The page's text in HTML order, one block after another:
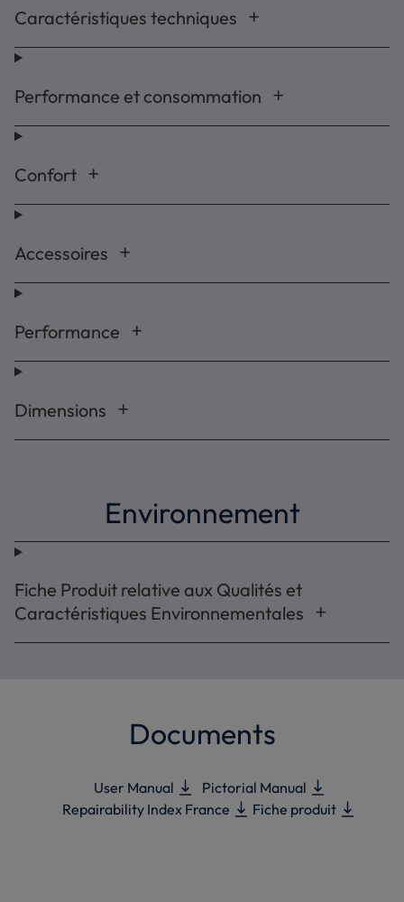
Caractéristiques techniques
Performance et consommation
Confort
Accessoires
Performance
Dimensions
Environnement
Fiche Produit relative aux Qualités et
Caractéristiques Environnementales
Documents
User Manual
Pictorial Manual
Repairability Index France
Fiche produit